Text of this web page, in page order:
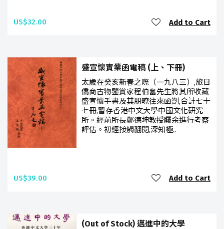
US$32.00 Add to Cart
盛宣懷實業函電稿 (上、下冊)
太歲在癸亥新春之際（一九八三）,旅日
僑商古物鑒賞家程伯奮先生將其所收藏
盛宣懷手書及其朋暸往來函劄,合計七十
七冊,暫存香港中文大學中國文化研究
所。經前所長鄭德坤教授矚余進行考察
評估。初經接觸翻閱,深知極..
US$39.00 Add to Cart
(Out of Stock) 邁進中的大學